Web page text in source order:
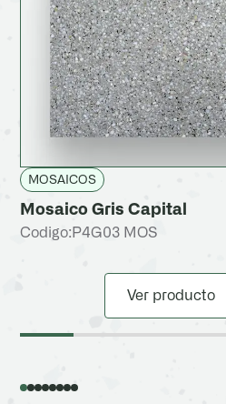
MOSAICOS
Mosaico Gris Capital
Codigo: P4G03 MOS
Ver producto